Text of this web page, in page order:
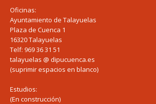
Oficinas:
Ayuntamiento de Talayuelas
Plaza de Cuenca 1
16320 Talayuelas
Telf: 969 36 31 51
talayuelas @ dipucuenca.es
(suprimir espacios en blanco)
Estudios:
(En construcción)